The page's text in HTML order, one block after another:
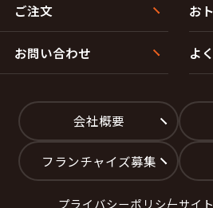
ご注文 お
お問い合わせ よ
会社概要
フランチャイズ募集
プライバシーポリシーサイ